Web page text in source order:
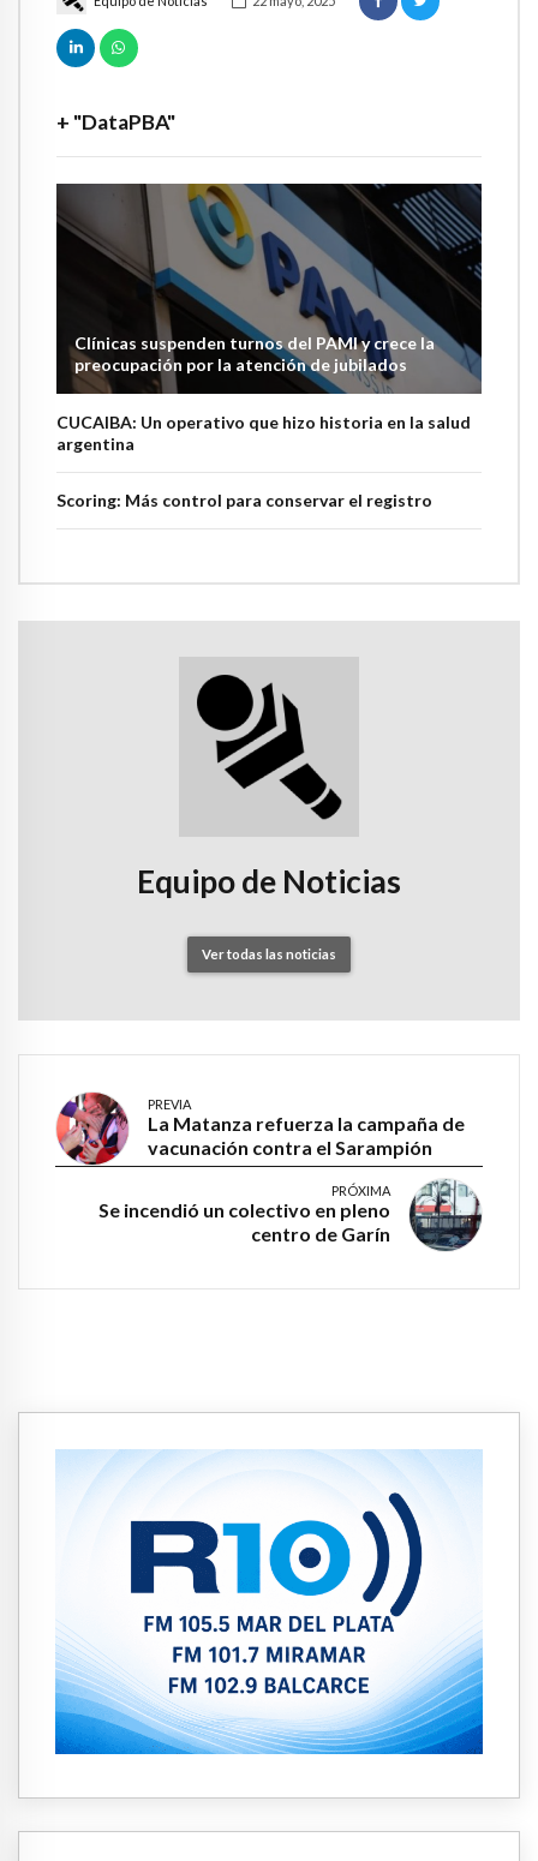
+ "DataPBA"
Clínicas suspenden turnos del PAMI y crece la
preocupación por la atención de jubilados
CUCAIBA: Un operativo que hizo historia en la salud
argentina
Scoring: Más control para conservar el registro
Equipo de Noticias
Ver todas las noticias
PREVIA
La Matanza refuerza la campaña de
vacunación contra el Sarampión
PRÓXIMA
Se incendió un colectivo en pleno
centro de Garín